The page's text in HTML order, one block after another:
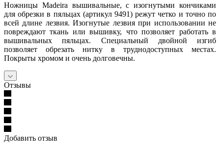
Ножницы Madeira вышивальные, с изогнутыми кончиками
для обрезки в пяльцах (артикул 9491) режут четко и точно по
всей длине лезвия. Изогнутые лезвия при использовании не
повреждают ткань или вышивку, что позволяет работать в
вышивальных пяльцах. Специальный двойной изгиб
позволяет обрезать нитку в труднодоступных местах.
Покрыты хромом и очень долговечны.
Отзывы
Добавить отзыв